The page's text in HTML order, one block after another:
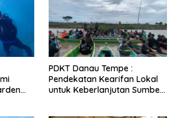
PDKT Danau Tempe :
Pendekatan Kearifan Lokal
untuk Keberlanjutan Sumber